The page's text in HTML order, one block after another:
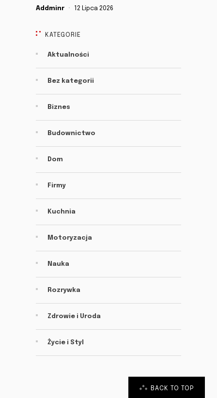
Addminr 12 Lipca 2026
KATEGORIE
Aktualności
Bez kategorii
Biznes
Budownictwo
Dom
Firmy
Kuchnia
Motoryzacja
Nauka
Rozrywka
Zdrowie i Uroda
Życie i Styl
BACK TO TOP